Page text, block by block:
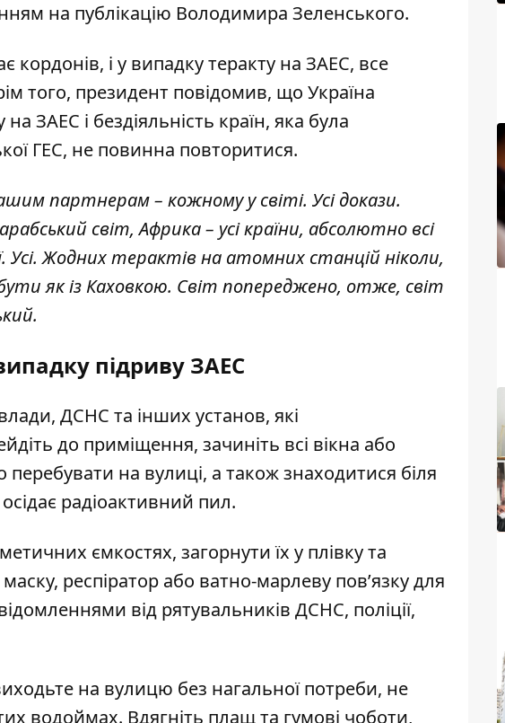
на публікацію Володимира Зеленського.
і у випадку теракту на ЗАЕС, все
того, президент повідомив, що Україна
ЗАЕС і бездіяльність країн, яка була
ГЕС, не повинна повторитися.
партнерам – кожному у світі. Усі докази.
світ, Африка – усі країни, абсолютно всі
Усі. Жодних терактів на атомних станцій ніколи,
як із Каховкою. Світ попереджено, отже, світ
підриву ЗАЕС
ДСНС та інших установ, які
до приміщення, зачиніть всі вікна або
на вулиці, а також знаходитися біля
радіоактивний пил.
ємкостях, загорнути їх у плівку та
респіратор або ватно-марлеву пов’язку для
від рятувальників ДСНС, поліції,
на вулицю без нагальної потреби, не
водоймах. Вдягніть плащ та гумові чоботи,